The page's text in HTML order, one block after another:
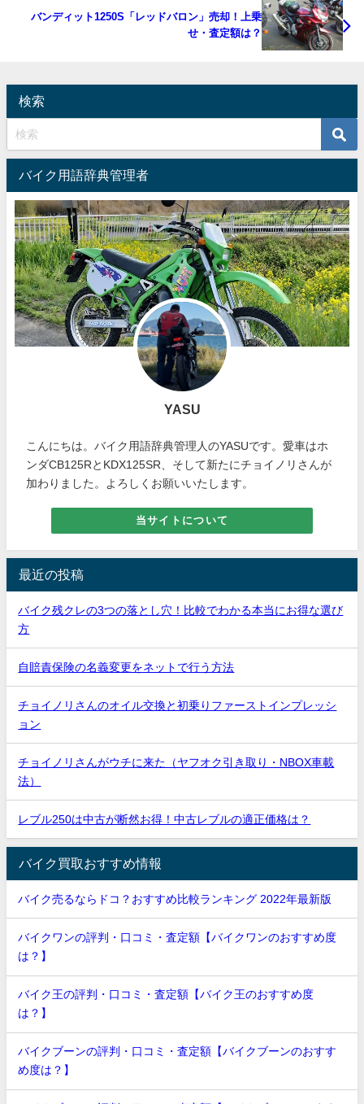
バンディット1250S「レッドバロン」売却！上乗
せ・査定額は？
検索
バイク用語辞典管理者
YASU
こんにちは。バイク用語辞典管理人のYASUです。愛車はホ
ンダCB125RとKDX125SR、そして新たにチョイノリさんが
加わりました。よろしくお願いいたします。
当サイトについて
最近の投稿
バイク残クレの3つの落とし穴！比較でわかる本当にお得な選び
方
自賠責保険の名義変更をネットで行う方法
チョイノリさんのオイル交換と初乗りファーストインプレッシ
ョン
チョイノリさんがウチに来た（ヤフオク引き取り・NBOX車載
法）
レブル250は中古が断然お得！中古レブルの適正価格は？
バイク買取おすすめ情報
バイク売るならドコ？おすすめ比較ランキング 2022年最新版
バイクワンの評判・口コミ・査定額【バイクワンのおすすめ度
は？】
バイク王の評判・口コミ・査定額【バイク王のおすすめ度
は？】
バイクブーンの評判・口コミ・査定額【バイクブーンのおすす
め度は？】